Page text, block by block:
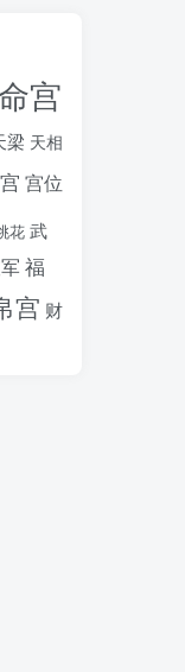
宫
梁 天相
宫位
花 武
福
宫 财